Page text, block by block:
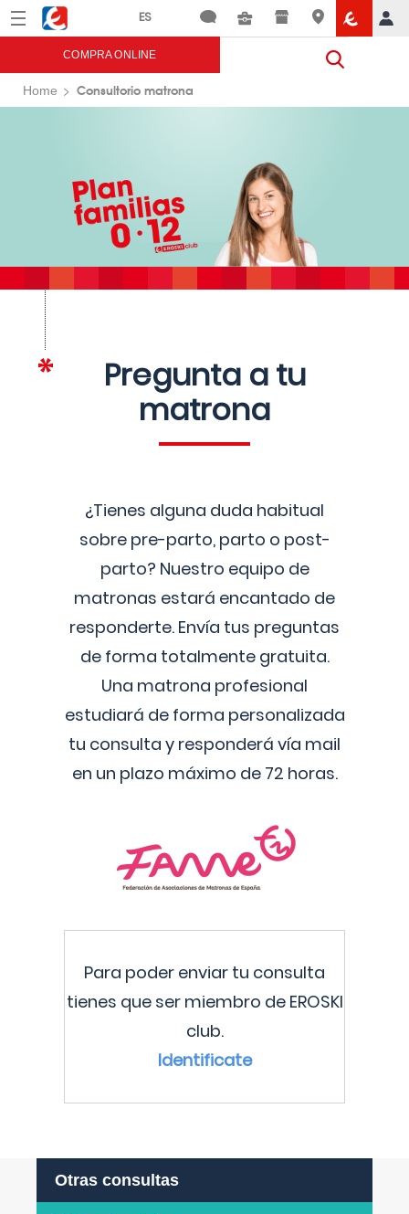
Menú Eroski
COMPRA ONLINE
Home Consultorio matrona
Pregunta a tu
matrona
¿Tienes alguna duda habitual
sobre pre-parto, parto o post-
parto? Nuestro equipo de
matronas estará encantado de
responderte. Envía tus preguntas
de forma totalmente gratuita.
Una matrona profesional
estudiará de forma personalizada
tu consulta y responderá vía mail
en un plazo máximo de 72 horas.
Para poder enviar tu consulta
tienes que ser miembro de EROSKI
club.
Identificate
Otras consultas